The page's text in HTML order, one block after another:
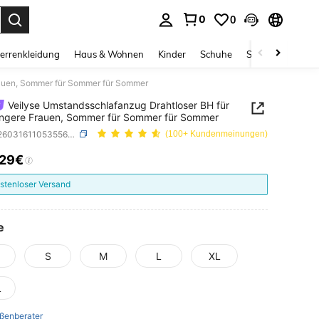
0 0
Haus & Wohnen Kinder Schuhe Schmuck &
Sommer für Sommer für Sommer
Veilyse Umstandsschlafanzug Drahtloser BH für
Frauen, Sommer für Sommer für Sommer
SKU: si260316110535567598421 (100+ Kundenmeinungen)
AND AVAILABILITY
Versand
S M L XL